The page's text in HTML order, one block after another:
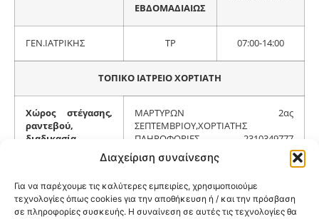
Διαχείριση συναίνεσης
Για να παρέχουμε τις καλύτερες εμπειρίες, χρησιμοποιούμε
τεχνολογίες όπως cookies για την αποθήκευση ή / και την πρόσβαση
σε πληροφορίες συσκευής. Η συναίνεση σε αυτές τις τεχνολογίες θα
ΕΒΔΟΜΑΔΙΑΙΩΣ
ΓΕΝ.ΙΑΤΡΙΚΗΣ ΤΡ 07:00-14:00
ΤΟΠΙΚΟ ΙΑΤΡΕΙΟ ΧΟΡΤΙΑΤΗ
Χώρος στέγασης,
ραντεβού,
διαδικασία,
ΜΑΡΤΥΡΩΝ 2ας
ΣΕΠΤΕΜΒΡΙΟΥ,ΧΟΡΤΙΑΤΗΣ
ΠΛΗΡΟΦΟΡΙΕΣ 2310349777
ΤΗΛΕΦΩΝΑ ΓΙΑ ΡΑΝΤΕΒΟΥ
2310960408,2310529246
ΙΑΤΡΕΙΑ
ΗΜΕΡΕΣ
ΛΕΙΤΟΥΡΓΙΑΣ
ΩΡΕΣ
ΛΕΙΤΟΥΡΓΙΑΣ